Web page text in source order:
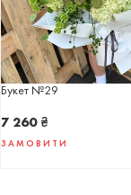
Букет №29
7 260 ₴
ЗАМОВИТИ